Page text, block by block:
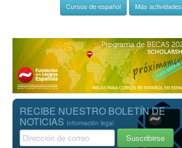
Cursos de español Más actividades
RECIBE NUESTRO BOLETÍN DE
NOTICIAS Información legal